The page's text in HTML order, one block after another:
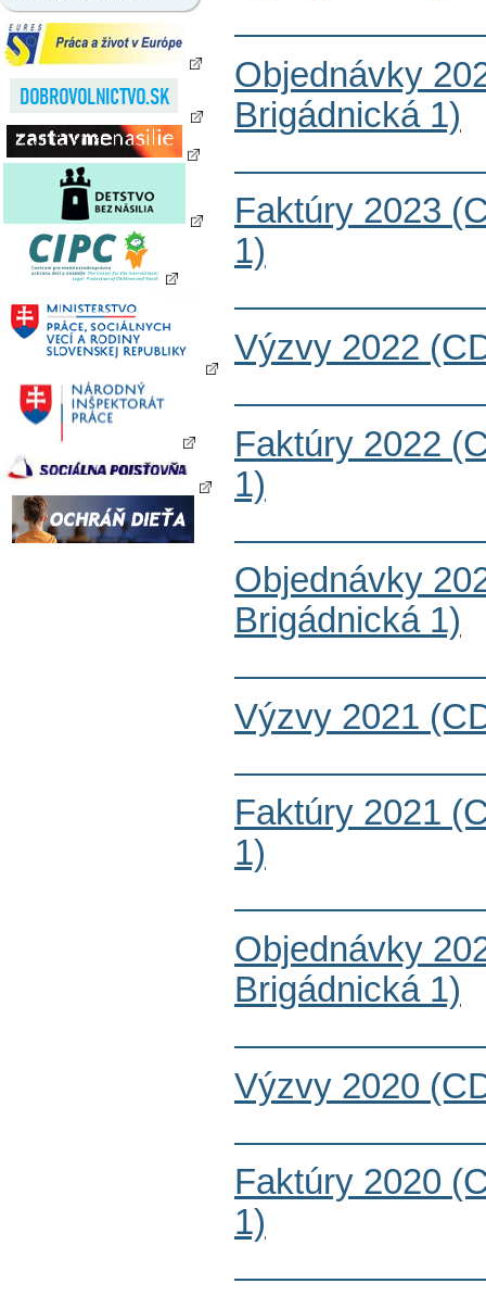
Objednávky
Brigádnická 1)
Faktúry 2023
1)
Výzvy 2022
Faktúry 2022
1)
Objednávky
Brigádnická 1)
Výzvy 2021
Faktúry 2021
1)
Objednávky
Brigádnická 1)
Výzvy 2020
Faktúry 2020
1)